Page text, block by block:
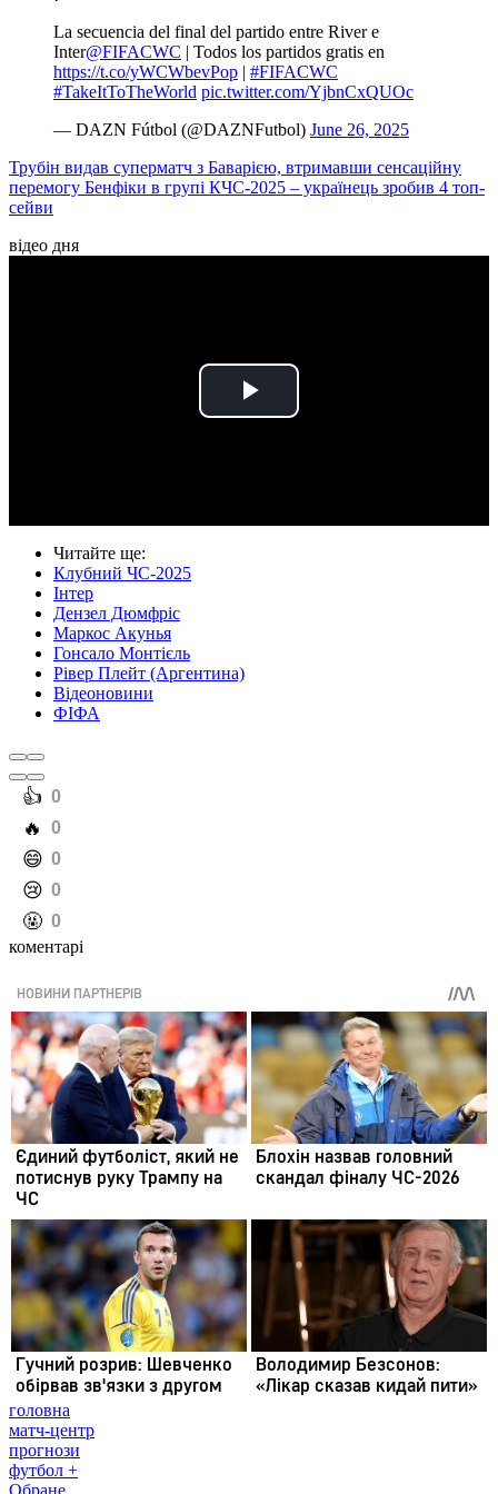
La secuencia del final del partido entre River e
Inter@FIFACWC | Todos los partidos gratis en
https://t.co/yWCWbevPop | #FIFACWC
#TakeItToTheWorld pic.twitter.com/YjbnCxQUOc
— DAZN Fútbol (@DAZNFutbol) June 26, 2025
Трубін видав суперматч з Баварією, втримавши сенсаційну
перемогу Бенфіки в групі КЧС-2025 – українець зробив 4 топ-
сейви
відео дня
Play
Читайте ще:
Клубний ЧС-2025
Інтер
Дензел Дюмфріс
Маркос Акунья
Гонсало Монтієль
Рівер Плейт (Аргентина)
Відеоновини
ФІФА
️👍 0
️🔥 0
️😄 0
️😢 0
️🤬 0
коментарі
головна
матч-центр
прогнози
футбол +
Обране